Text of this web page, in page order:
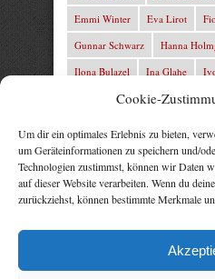
Cookie-
Um dir ein optimales Erlebnis zu bieten,
um Geräteinformationen zu speichern und/
Technologien zustimmst, können wir Daten
auf dieser Website verarbeiten. Wenn du
zurückziehst, können bestimmte Merkmale
Emmi Winter
Eva Lirot
Gunnar Schwarz
Hanna
Ilona Bulazel
Ina Glahe
Josefine Weiss
Josie Charles
Lita Harris
Marcus
Mark Franley
Martin Krist
Mila Summers
Mira Morton
Noah Fitz
Nora Amelie
Thomas Herzberg